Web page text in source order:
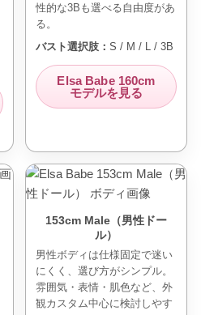
性的な3Bも選べる自由度があ
る。
バスト選択肢： S / M / L / 3B
Elsa Babe 160cm
モデルを見る
153cm Male（男性ドー
ル）
男性ボディは仕様固定で迷い
にくく、選び方がシンプル。
雰囲気・表情・肌色など、外
観カスタム中心に検討しやす